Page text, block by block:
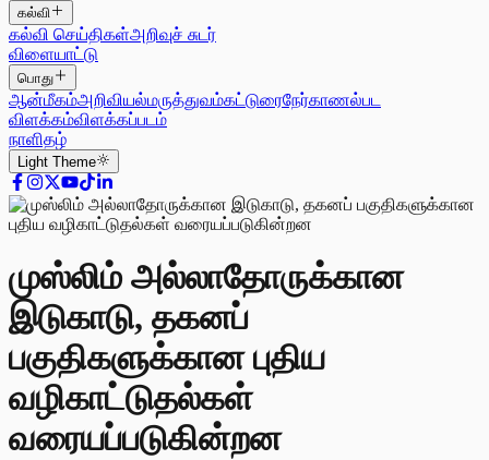
கல்வி
கல்வி செய்திகள்அறிவுச் சுடர்
விளையாட்டு
பொது
ஆன்மீகம்அறிவியல்மருத்துவம்கட்டுரைநேர்காணல்பட
விளக்கம்விளக்கப்படம்
நாளிதழ்
Light Theme
முஸ்லிம் அல்லாதோருக்கான
இடுகாடு, தகனப்
பகுதிகளுக்கான புதிய
வழிகாட்டுதல்கள்
வரையப்படுகின்றன